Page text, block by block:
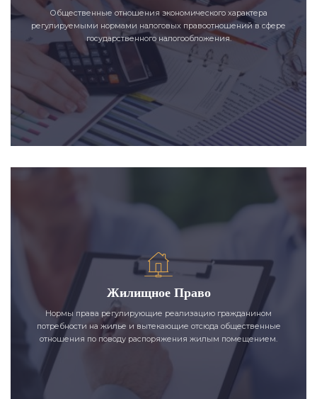
Общественные отношения экономического характера
регулируемыми нормами налоговых правоотношений в сфере
государственного налогообложения.
Жилищное Право
Нормы права регулирующие реализацию гражданином
потребности на жилье и вытекающие отсюда общественные
отношения по поводу распоряжения жилым помещением.